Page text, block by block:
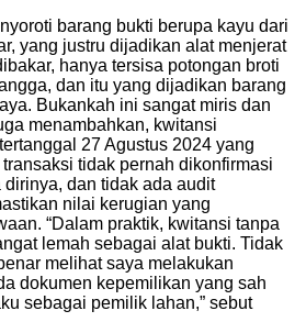
barang bukti berupa kayu dari
yang justru dijadikan alat menjerat
hanya tersisa potongan broti
dan itu yang dijadikan barang
Bukankah ini sangat miris dan
menambahkan, kwitansi
27 Agustus 2024 yang
tidak pernah dikonfirmasi
dan tidak ada audit
nilai kerugian yang
“Dalam praktik, kwitansi tanpa
lemah sebagai alat bukti. Tidak
melihat saya melakukan
dokumen kepemilikan yang sah
sebagai pemilik lahan,” sebut